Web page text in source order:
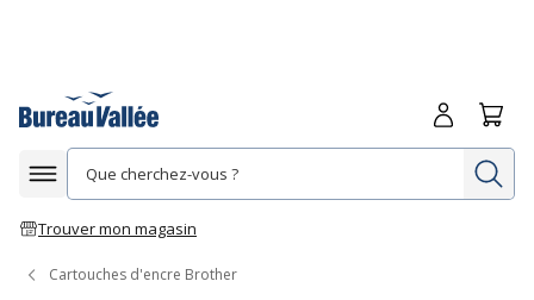
Afficher la navigation
Trouver mon magasin
Me
Cartouches d'encre Brother